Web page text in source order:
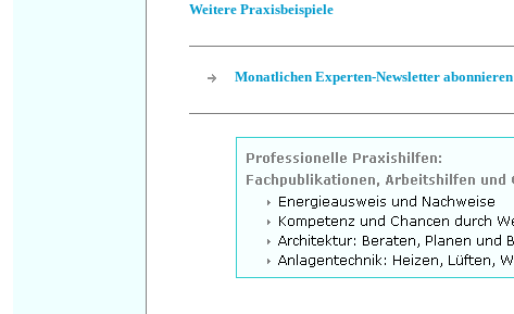
Weitere Praxisbeispiele
Monatlichen Experten-Newsletter abonnieren